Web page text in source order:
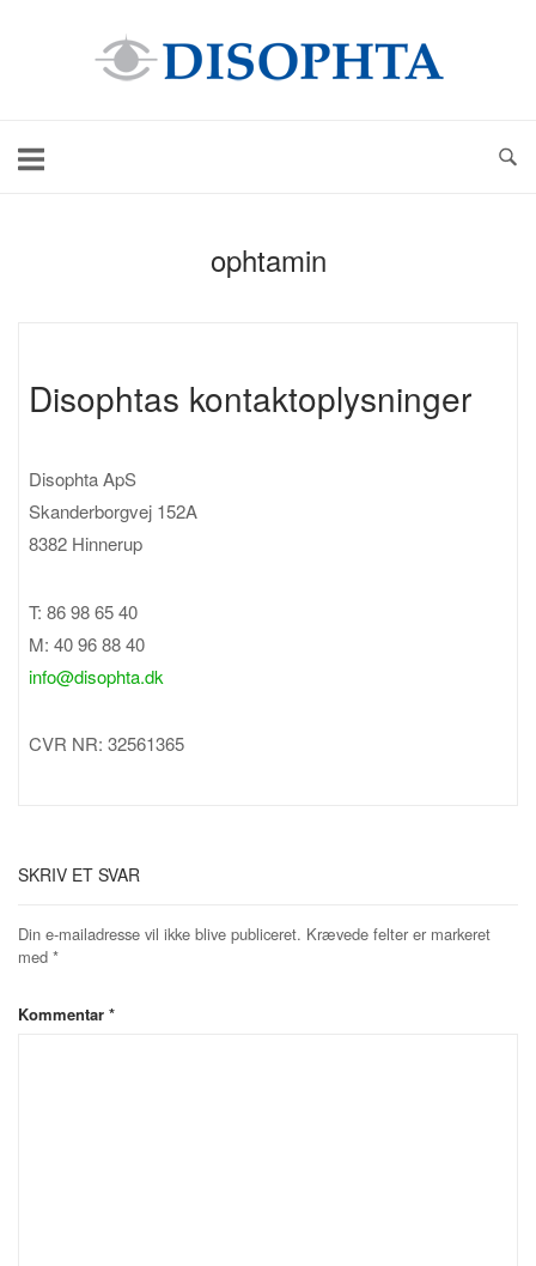
Home
ophtamin
Disophtas kontaktoplysninger
Disophta ApS
Skanderborgvej 152A
8382 Hinnerup
T: 86 98 65 40
M: 40 96 88 40
info@disophta.dk
CVR NR: 32561365
SKRIV ET SVAR
Din e-mailadresse vil ikke blive publiceret. Krævede felter er markeret
med *
Kommentar *